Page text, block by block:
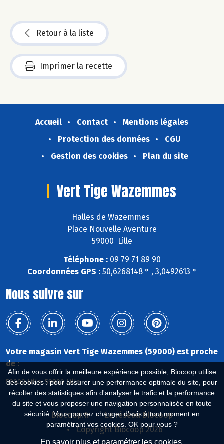
Afin de vous offrir la meilleure expérience possible, Biocoop utilise
des cookies : pour assurer une performance optimale du site, pour
récolter des statistiques afin d'analyser le trafic et la performance
du site et vous proposer une navigation personnalisée en toute
sécurité. Vous pouvez changer d'avis à tout moment en
paramétrant vos cookies. OK pour vous ?
En savoir plus et paramétrer les cookies
Retour à la liste
Imprimer la recette
Accueil Contact
Mentions légales
Protection des données
CGU
Gestion des cookies
Plan du site
Vert Tige Wazemmes
Halles de Wazemmes
Place Nouvelle Aventure
59000 Lille
Téléphone :09 79 71 89 90
Coordonnées GPS :50,6268148 ° , 3,0492613 °
Nous suivre sur
Votre magasin Vert Tige Wazemmes (59000) est proche
de :
59000 Lille, 59800 Lille
Biocoop.fr
Le réseau Biocoop
Copyright Biocoop 2026